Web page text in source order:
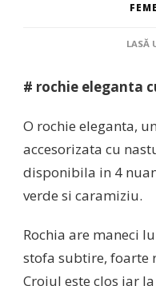
LASĂ
# rochie eleganta
O rochie eleganta,
accesorizata cu
disponibila in 4
verde si caramiziu.
Rochia are maneci
stofa subtire, foarte
Croiul este clos iar